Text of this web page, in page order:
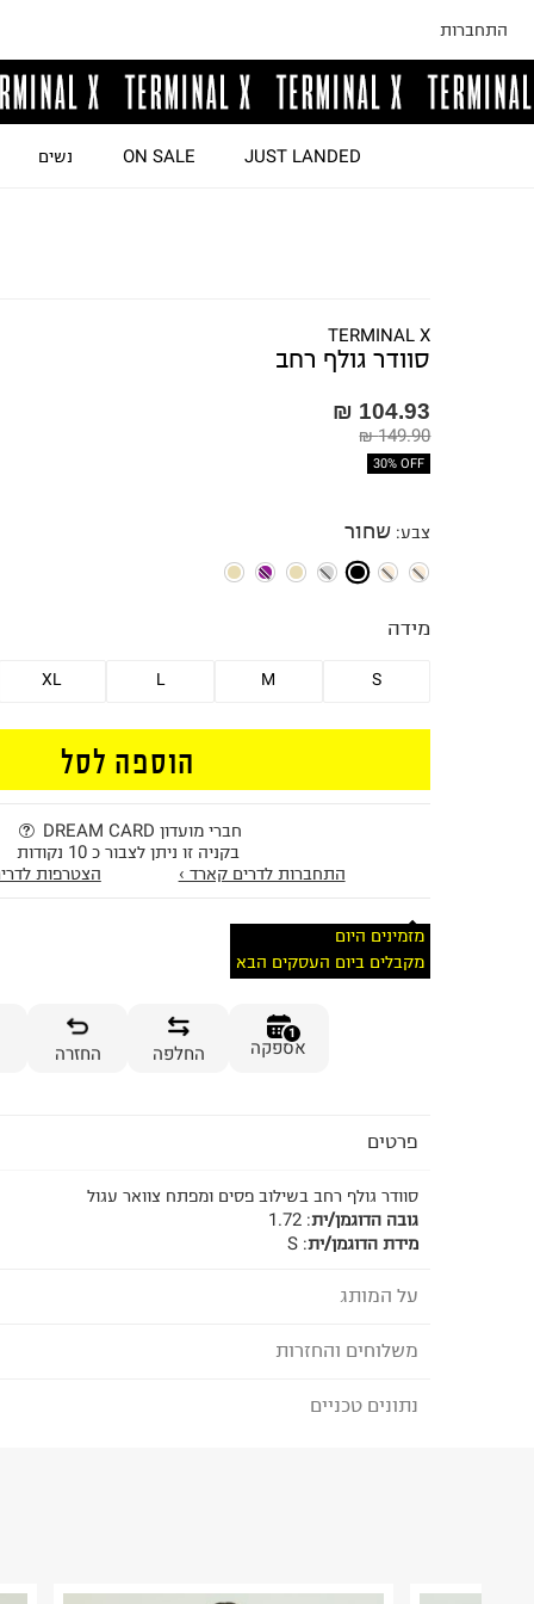
התחברות
JUST LANDED
ON SALE נשים
TERMINAL X
סוודר גולף רחב
104.93 ₪
149.90 ₪
30% OFF
צבע: שחור
מידה
S
M
L
XL
הוספה לסל
חברי מועדון DREAM CARD
בקניה זו ניתן לצבור כ 10 נקודות
התחברות לדרים קארד ›
הצטרפות
מזמינים היום
מקבלים ביום העסקים הבא
1
אספקה החלפה החזרה
פרטים
סוודר גולף רחב בשילוב פסים ומפתח צוואר עגול
גובה הדוגמן/ית:
1.72
מידת הדוגמן/ית:
S
על המותג
TERMINAL X - טרמינל איקס
משלוחים והחזרות
לבחירת בשיטת המשלוח המתאימה לכם,
נתונים טכניים